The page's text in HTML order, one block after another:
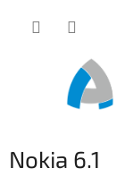
Nokia 6.1